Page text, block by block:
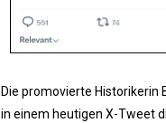
Die promovierte Historikerin
in einem heutigen X-Tweet